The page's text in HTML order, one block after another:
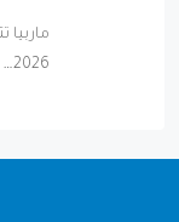
ماربيا
2026…